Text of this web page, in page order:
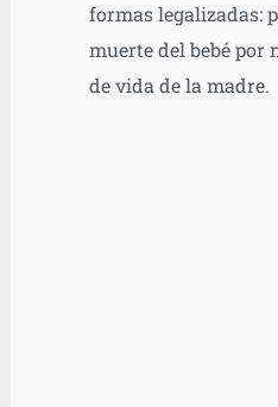
formas legalizadas:
muerte del bebé por
de vida de la madre.